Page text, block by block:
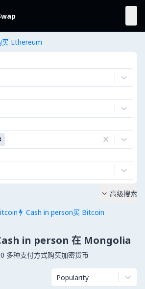
买 Ethereum
 Cash in person买 Bitcoin
 高级搜索
in person 在 Mongolia
多种支付方式购买加密货币
Popularity